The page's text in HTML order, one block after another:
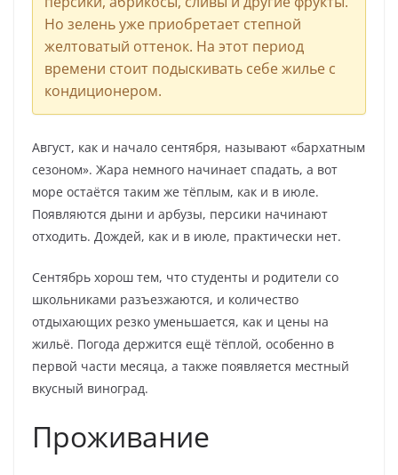
Но зелень уже приобретает степной
желтоватый оттенок. На этот период
времени стоит подыскивать себе жилье с
кондиционером.
Август, как и начало сентября, называют «бархатным
сезоном». Жара немного начинает спадать, а вот
море остаётся таким же тёплым, как и в июле.
Появляются дыни и арбузы, персики начинают
отходить. Дождей, как и в июле, практически нет.
Сентябрь хорош тем, что студенты и родители со
школьниками разъезжаются, и количество
отдыхающих резко уменьшается, как и цены на
жильё. Погода держится ещё тёплой, особенно в
первой части месяца, а также появляется местный
вкусный виноград.
Проживание